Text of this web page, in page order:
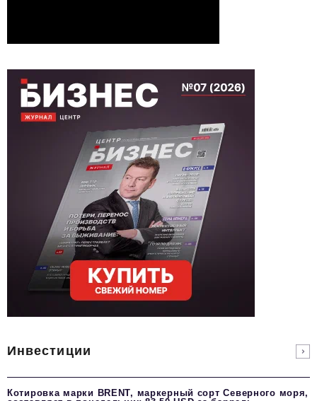
Инвестиции
Котировка марки BRENT, маркерный сорт Северного моря,